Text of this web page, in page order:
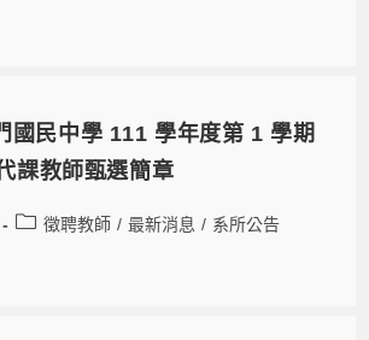
國民中學 111 學年度第 1 學期
課教師甄選簡章
徵聘教師 / 最新消息 / 系所公告